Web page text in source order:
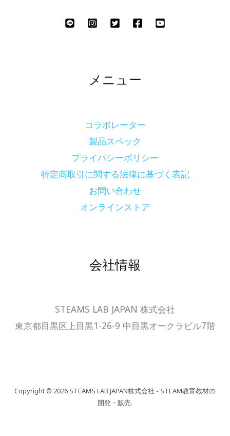
メニュー
コラボレーター
製品スペック
プライバシーポリシー
特定商取引に関する法律に基づく表記
お問い合わせ
オンラインストア
会社情報
STEAMS LAB JAPAN 株式会社
東京都目黒区上目黒1-26-9 中目黒オークラビル7階
Copyright © 2026 STEAMS LAB JAPAN株式会社 - STEAM教育教材の
開発・販売.